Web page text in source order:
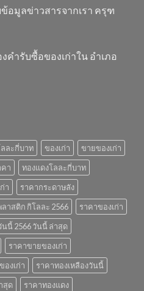
อมูลข่าวสารจากเรา ครุฑ
ำรับซื้อของเก่าใน อำเภอ
ละกี่บาท ของเก่า
ขายของเก่า
า
ทองแดงโลละกี่บาท
า
ราคากระดาษลัง
าสติก กิโลละ 2566
ราคาของเก่า
นนี้ 2566 วันนี้ ล่าสุด
ราคาขายของเก่า
องเก่า
ราคาทองเหลืองวันนี้
สุด
ราคาทองแดง